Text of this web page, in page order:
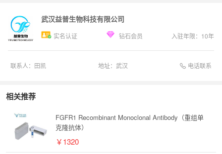
武汉益普生物科技有限公司
实名认证 钻石会员 入驻年限： 10年
联系人： 田凯 地址： 武汉 电话联系
相关推荐
FGFR1 Recombinant Monoclonal Antibody（重组单
克隆抗体）
￥1320